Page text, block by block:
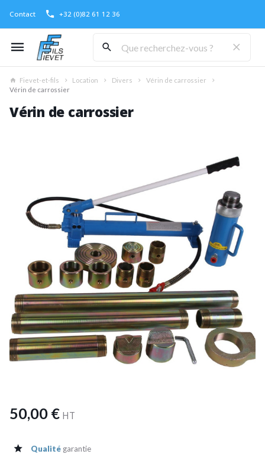
Contact +32 (0)82 61 12 36
Fievet-et-fils Location Divers
Vérin de carrossier
Vérin de carrossier
Vérin de carrossier
50,00 € HT
Qualité garantie